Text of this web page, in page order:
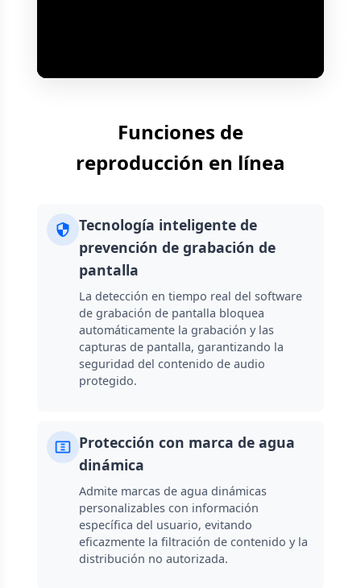
Funciones de
reproducción en línea
Tecnología inteligente de
prevención de grabación de
pantalla
La detección en tiempo real del software
de grabación de pantalla bloquea
automáticamente la grabación y las
capturas de pantalla, garantizando la
seguridad del contenido de audio
protegido.
Protección con marca de agua
dinámica
Admite marcas de agua dinámicas
personalizables con información
específica del usuario, evitando
eficazmente la filtración de contenido y la
distribución no autorizada.